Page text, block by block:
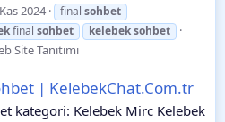
2024 final sohbet
final sohbet kelebeksohbet
Site Tanıtımı
| KelebekChat.Com.tr
kategori: Kelebek Mirc Kelebek